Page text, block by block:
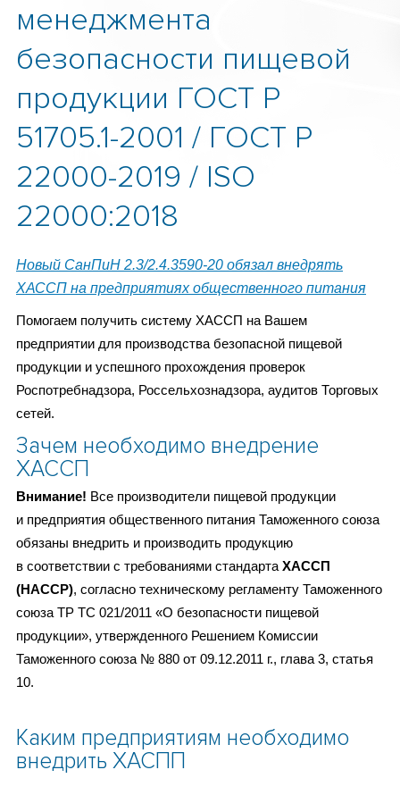
менеджмента
безопасности пищевой
продукции ГОСТ Р
51705.1-2001 / ГОСТ Р
22000-2019 / ISO
22000:2018
Новый СанПиН 2.3/2.4.3590-20 обязал внедрять
ХАССП на предприятиях общественного питания
Помогаем получить систему ХАССП на Вашем
предприятии для производства безопасной пищевой
продукции и успешного прохождения проверок
Роспотребнадзора, Россельхознадзора, аудитов Торговых
сетей.
Зачем необходимо внедрение
ХАССП
Внимание! Все производители пищевой продукции
и предприятия общественного питания Таможенного союза
обязаны внедрить и производить продукцию
в соответствии с требованиями стандарта ХАССП
(HACCP), согласно техническому регламенту Таможенного
союза TP ТС 021/2011 «О безопасности пищевой
продукции», утвержденного Решением Комиссии
Таможенного союза № 880 от 09.12.2011 г., глава 3, статья
10.
Каким предприятиям необходимо
внедрить ХАСПП